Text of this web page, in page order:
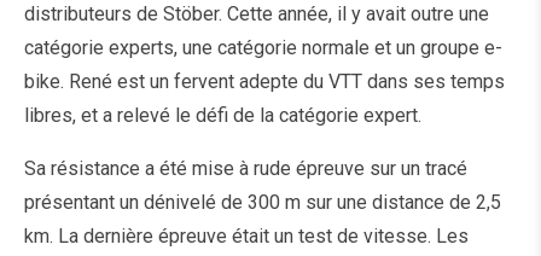
distributeurs de Stöber. Cette année, il y avait outre une
catégorie experts, une catégorie normale et un groupe e-
bike. René est un fervent adepte du VTT dans ses temps
libres, et a relevé le défi de la catégorie expert.
Sa résistance a été mise à rude épreuve sur un tracé
présentant un dénivelé de 300 m sur une distance de 2,5
km. La dernière épreuve était un test de vitesse. Les